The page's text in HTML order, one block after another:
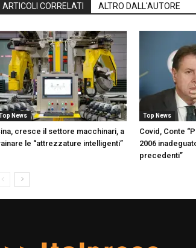
ARTICOLI CORRELATI ALTRO DALL'AUTORE
News
cresce il settore macchinari, a
le “attrezzature intelligenti”
Top News
Covid, Conte
2006
precedenti”